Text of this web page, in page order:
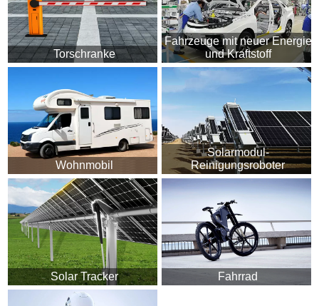
Torschranke
Fahrzeuge mit neuer Energie
und Kraftstoff
Wohnmobil
Solarmodul-
Reinigungsroboter
Solar Tracker Fahrrad